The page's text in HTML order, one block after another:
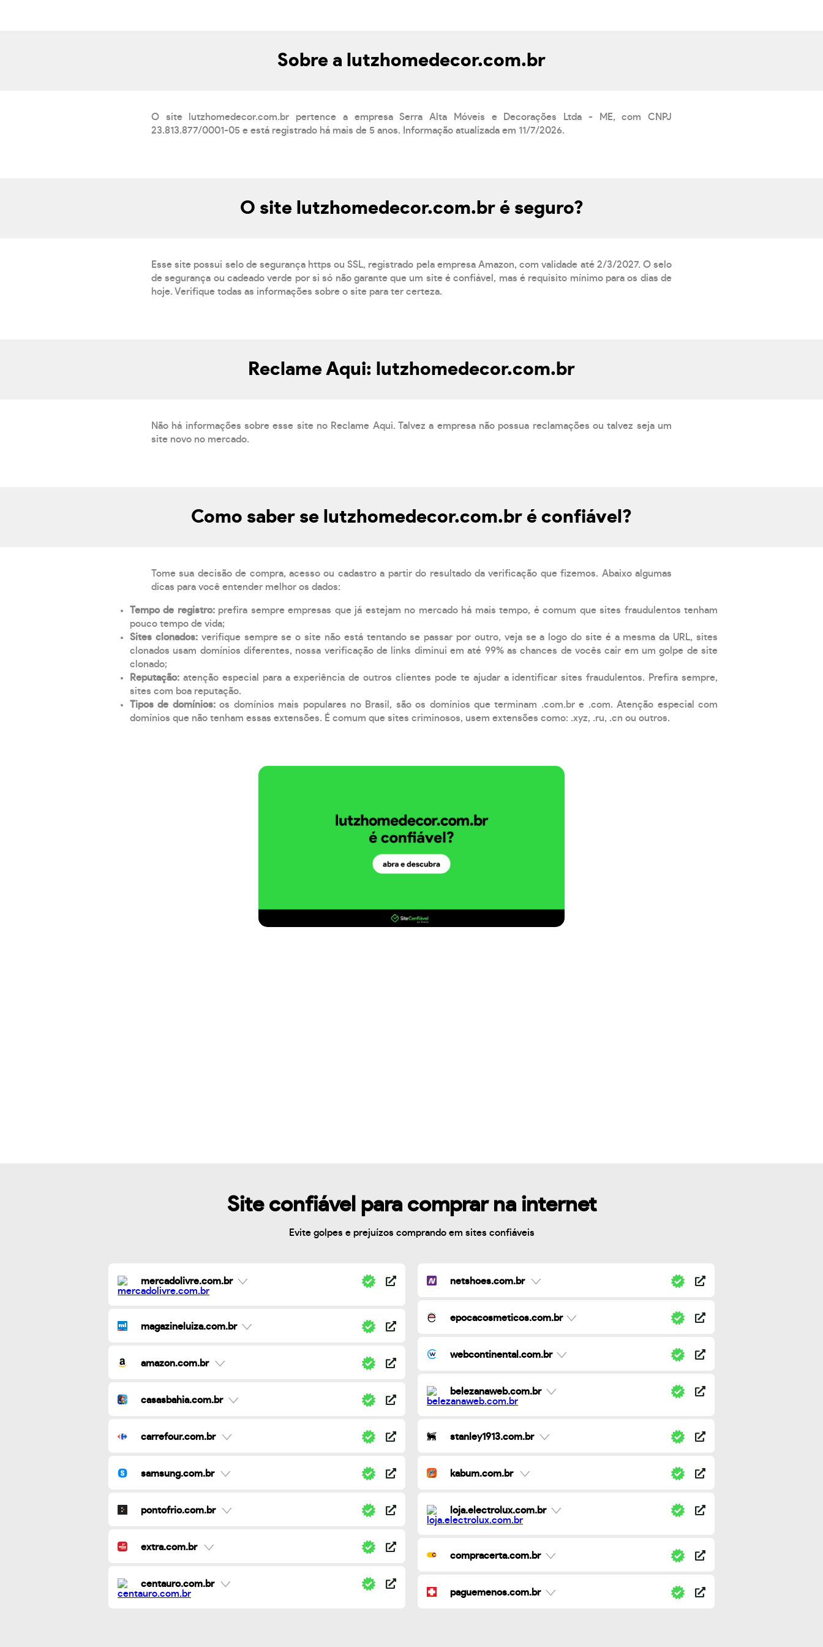
Sobre a lutzhomedecor.com.br
O site lutzhomedecor.com.br pertence a empresa Serra Alta Móveis e Decorações Ltda - ME, com CNPJ
23.813.877/0001-05 e está registrado há mais de 5 anos. Informação atualizada em 11/7/2026.
O site lutzhomedecor.com.br é seguro?
Esse site possui selo de segurança https ou SSL, registrado pela empresa Amazon, com validade até 2/3/2027. O selo
de segurança ou cadeado verde por si só não garante que um site é confiável, mas é requisito mínimo para os dias de
hoje. Verifique todas as informações sobre o site para ter certeza.
Reclame Aqui: lutzhomedecor.com.br
Não há informações sobre esse site no Reclame Aqui. Talvez a empresa não possua reclamações ou talvez seja um
site novo no mercado.
Como saber se lutzhomedecor.com.br é confiável?
Tome sua decisão de compra, acesso ou cadastro a partir do resultado da verificação que fizemos. Abaixo algumas
dicas para você entender melhor os dados:
Tempo de registro: prefira sempre empresas que já estejam no mercado há mais tempo, é comum que sites fraudulentos tenham
pouco tempo de vida;
Sites clonados: verifique sempre se o site não está tentando se passar por outro, veja se a logo do site é a mesma da URL, sites
clonados usam domínios diferentes, nossa verificação de links diminui em até 99% as chances de vocês cair em um golpe de site
clonado;
Reputação: atenção especial para a experiência de outros clientes pode te ajudar a identificar sites fraudulentos. Prefira sempre,
sites com boa reputação.
Tipos de domínios:os domínios mais populares no Brasil, são os domínios que terminam .com.br e .com. Atenção especial com
domínios que não tenham essas extensões. É comum que sites criminosos, usem extensões como: .xyz, .ru, .cn ou outros.
Site confiável para comprar na internet
Evite golpes e prejuízos comprando em sites confiáveis
mercadolivre.com.br
magazineluiza.com.br
amazon.com.br
casasbahia.com.br
carrefour.com.br
samsung.com.br
pontofrio.com.br
extra.com.br
centauro.com.br
netshoes.com.br
epocacosmeticos.com.br
webcontinental.com.br
belezanaweb.com.br
stanley1913.com.br
kabum.com.br
loja.electrolux.com.br
compracerta.com.br
paguemenos.com.br